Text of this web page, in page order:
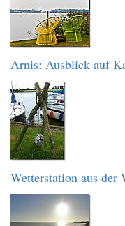
Arnis: Ausblick auf
Wetterstation aus der